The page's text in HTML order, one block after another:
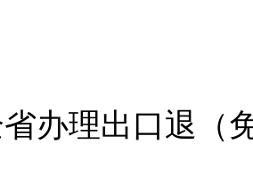
办理出口退（